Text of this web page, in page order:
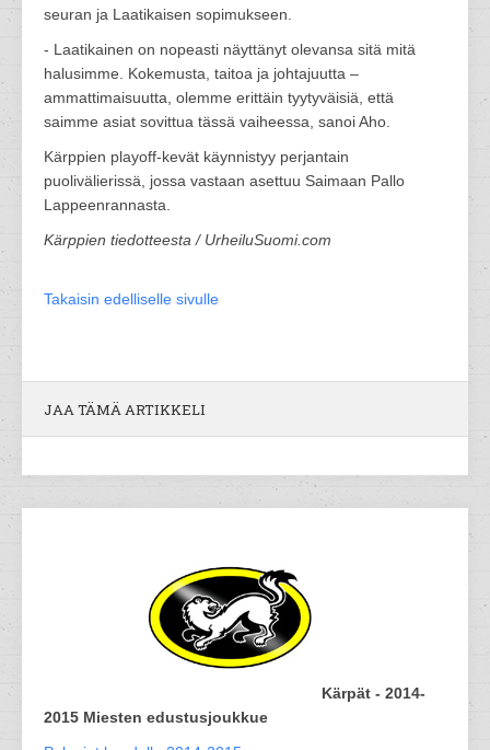
seuran ja Laatikaisen sopimukseen.
- Laatikainen on nopeasti näyttänyt olevansa sitä mitä
halusimme. Kokemusta, taitoa ja johtajuutta –
ammattimaisuutta, olemme erittäin tyytyväisiä, että
saimme asiat sovittua tässä vaiheessa, sanoi Aho.
Kärppien playoff-kevät käynnistyy perjantain
puolivälierissä, jossa vastaan asettuu Saimaan Pallo
Lappeenrannasta.
Kärppien tiedotteesta / UrheiluSuomi.com
Takaisin edelliselle sivulle
JAA TÄMÄ ARTIKKELI
Kärpät - 2014-
2015 Miesten edustusjoukkue